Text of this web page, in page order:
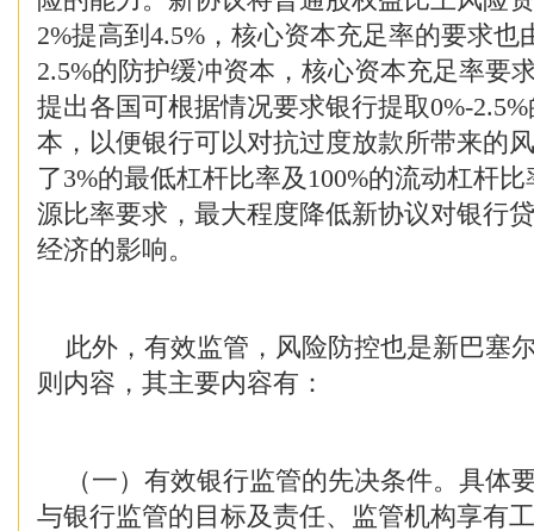
2%提高到4.5%，核心资本充足率的要求也
2.5%的防护缓冲资本，核心资本充足率要
提出各国可根据情况要求银行提取0%-
本，以便银行可以对抗过度放款所带来的
了3%的最低杠杆比率及100%的流动杠杆
源比率要求，最大程度降低新协议对银行
经济的影响。
此外，有效监管，风险防控也是新巴塞
则内容，其主要内容有：
（一）有效银行监管的先决条件。具体
与银行监管的目标及责任、监管机构享有